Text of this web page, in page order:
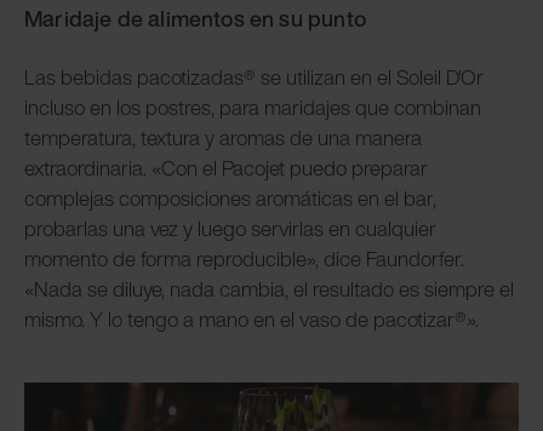
Maridaje de alimentos en su punto
Las bebidas pacotizadas® se utilizan en el Soleil D'Or
incluso en los postres, para maridajes que combinan
temperatura, textura y aromas de una manera
extraordinaria. «Con el Pacojet puedo preparar
complejas composiciones aromáticas en el bar,
probarlas una vez y luego servirlas en cualquier
momento de forma reproducible», dice Faundorfer.
«Nada se diluye, nada cambia, el resultado es siempre el
mismo. Y lo tengo a mano en el vaso de pacotizar®».